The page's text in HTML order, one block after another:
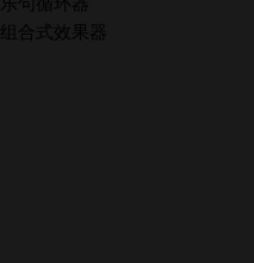
组合式效果器